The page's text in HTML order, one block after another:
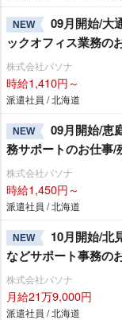
NEW
09月開始/大
ックオフィス業務の
株式会社パソナ
時給1,410円～
派遣社員 / 北海道
NEW
09月開始/恵
務サポートのお仕事
株式会社パソナ
時給1,450円～
派遣社員 / 北海道
NEW
10月開始/北
などサポート事務の
株式会社パソナ
月給21万9,000円
派遣社員 / 北海道